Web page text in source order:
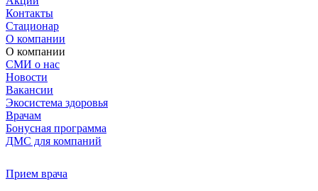
Контакты
Стационар
О компании
О компании
СМИ о нас
Новости
Вакансии
Экосистема здоровья
Врачам
Бонусная программа
ДМС для компаний
Прием врача